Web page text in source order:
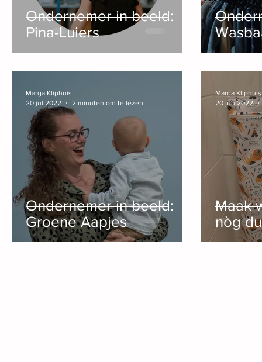
Ondernemer in beeld:
Pina-Luiers
Ondernemer in beeld:
Groene Aapjes
Marga Kliphuis
20 jul 2022
2 minuten om te lezen
Maak
nòg
Marga Kliphuis
20 jun 2022